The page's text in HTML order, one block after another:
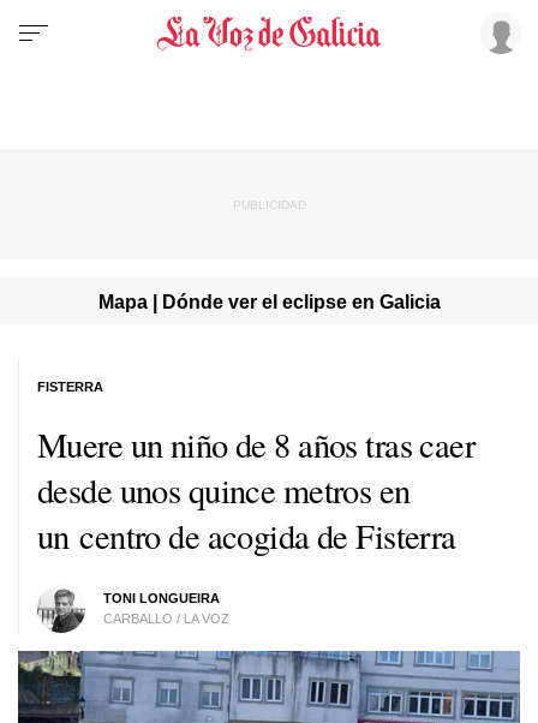
Mapa | Dónde ver el eclipse en Galicia
Muere un niño de 8 años tras caer
desde unos quince metros en
un centro de acogida de Fisterra
TONI LONGUEIRA
CARBALLO / LA VOZ
FISTERRA